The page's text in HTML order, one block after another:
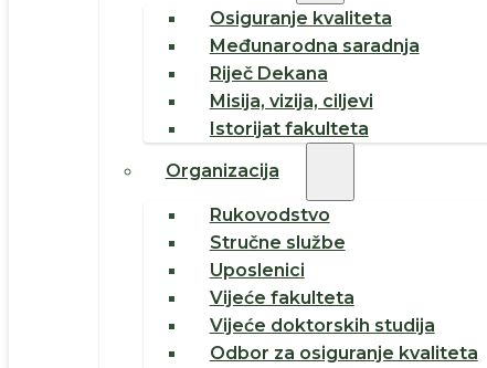
Osiguranje kvaliteta
Međunarodna saradnja
Riječ Dekana
Misija, vizija, ciljevi
Istorijat fakulteta
Organizacija
Rukovodstvo
Stručne službe
Uposlenici
Vijeće fakulteta
Vijeće doktorskih studija
Odbor za osiguranje kvaliteta